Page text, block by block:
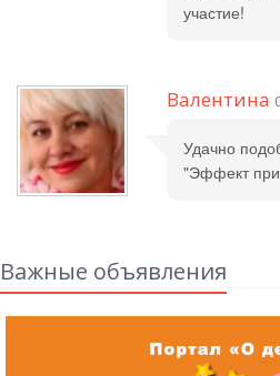
участие!
Валентина
Удачно
"Эффект
Важные объявления